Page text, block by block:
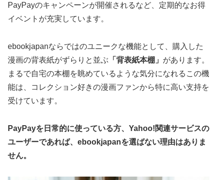
PayPayのキャンペーンが開催されるなど、定期的なお得
イベントが充実しています。
ebookjapanならではのユニークな機能として、購入した
漫画の背表紙がずらりと並ぶ 「背表紙本棚」 があります。
まるで自宅の本棚を眺めているような気分になれるこの機
能は、コレクション好きの漫画ファンから特に高い支持を
受けています。
PayPayを日常的に使っている方、Yahoo!関連サービスの
ユーザーであれば、ebookjapanを選ばない理由はありま
せん。